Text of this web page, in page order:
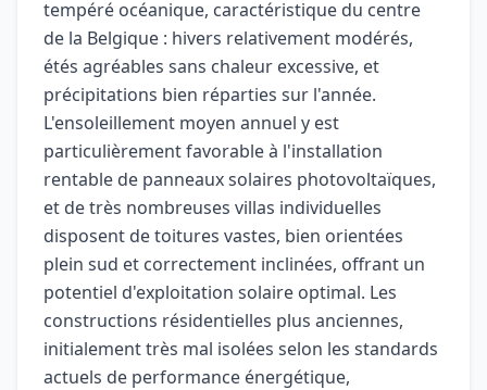
tempéré océanique, caractéristique du centre
de la Belgique : hivers relativement modérés,
étés agréables sans chaleur excessive, et
précipitations bien réparties sur l'année.
L'ensoleillement moyen annuel y est
particulièrement favorable à l'installation
rentable de panneaux solaires photovoltaïques,
et de très nombreuses villas individuelles
disposent de toitures vastes, bien orientées
plein sud et correctement inclinées, offrant un
potentiel d'exploitation solaire optimal. Les
constructions résidentielles plus anciennes,
initialement très mal isolées selon les standards
actuels de performance énergétique,